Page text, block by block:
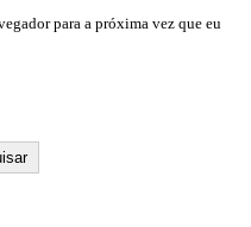
para a próxima vez que eu